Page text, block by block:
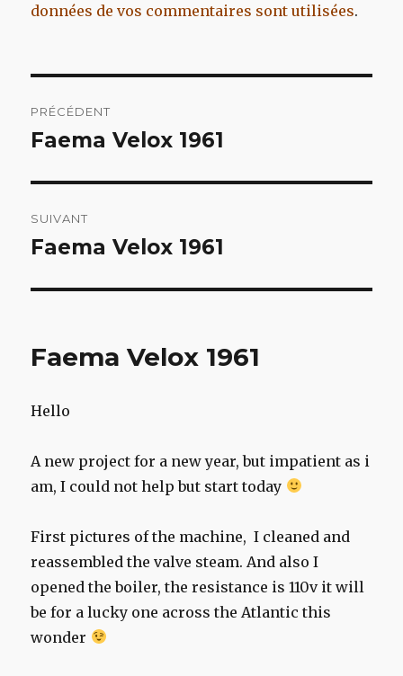
données de vos commentaires sont utilisées.
de
PRÉCÉDENT
Article
Faema Velox 1961
SUIVANT
Article
Faema Velox 1961
Faema Velox 1961
Hello
A new project for a new year, but impatient as i
am, I could not help but start today
First pictures of the machine, I cleaned and
reassembled the valve steam. And also I
opened the boiler, the resistance is 110v it will
be for a lucky one across the Atlantic this
wonder